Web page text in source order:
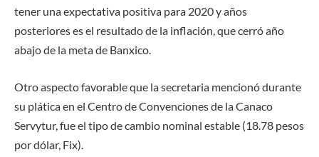
tener una expectativa positiva para 2020 y años
posteriores es el resultado de la inflación, que cerró año
abajo de la meta de Banxico.
Otro aspecto favorable que la secretaria mencionó durante
su plática en el Centro de Convenciones de la Canaco
Servytur, fue el tipo de cambio nominal estable (18.78 pesos
por dólar, Fix).